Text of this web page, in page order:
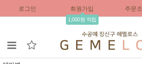
로그인 회원가입
1,000원 적립
주문